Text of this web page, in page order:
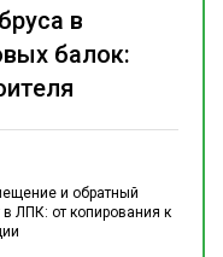
и обратный
ЛПК: от копирования к
в
балок: